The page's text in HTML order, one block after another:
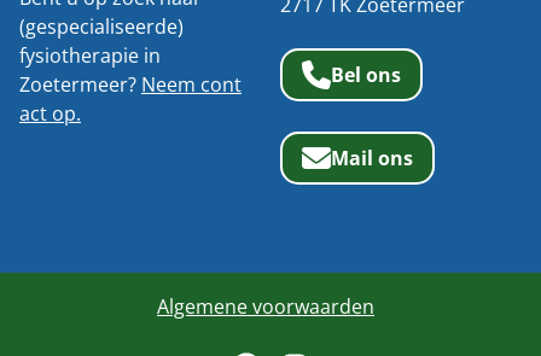
(gespecialiseerde)
fysiotherapie in
Zoetermeer? Neem cont
act op.
Bel ons
Mail ons
Algemene voorwaarden